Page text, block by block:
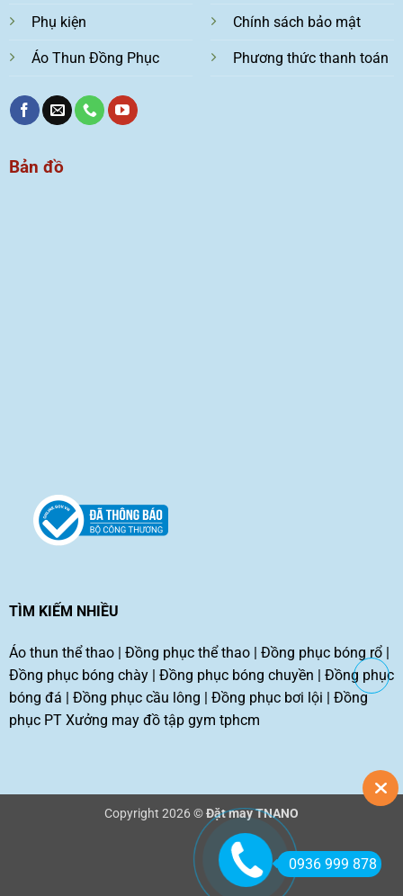
Phụ kiện
Áo Thun Đồng Phục
Chính sách bảo mật
Phương thức thanh toán
Bản đồ
TÌM KIẾM NHIỀU
Áo thun thể thao| Đồng phục thể thao| Đồng phục bóng rổ|
Đồng phục bóng chày| Đồng phục bóng chuyền | Đồng phục
bóng đá | Đồng phục cầu lông | Đồng phục bơi lội | Đồng
phục PT Xưởng may đồ tập gym tphcm
Copyright 2026 ©Đặt may TNANO
0936 999 878